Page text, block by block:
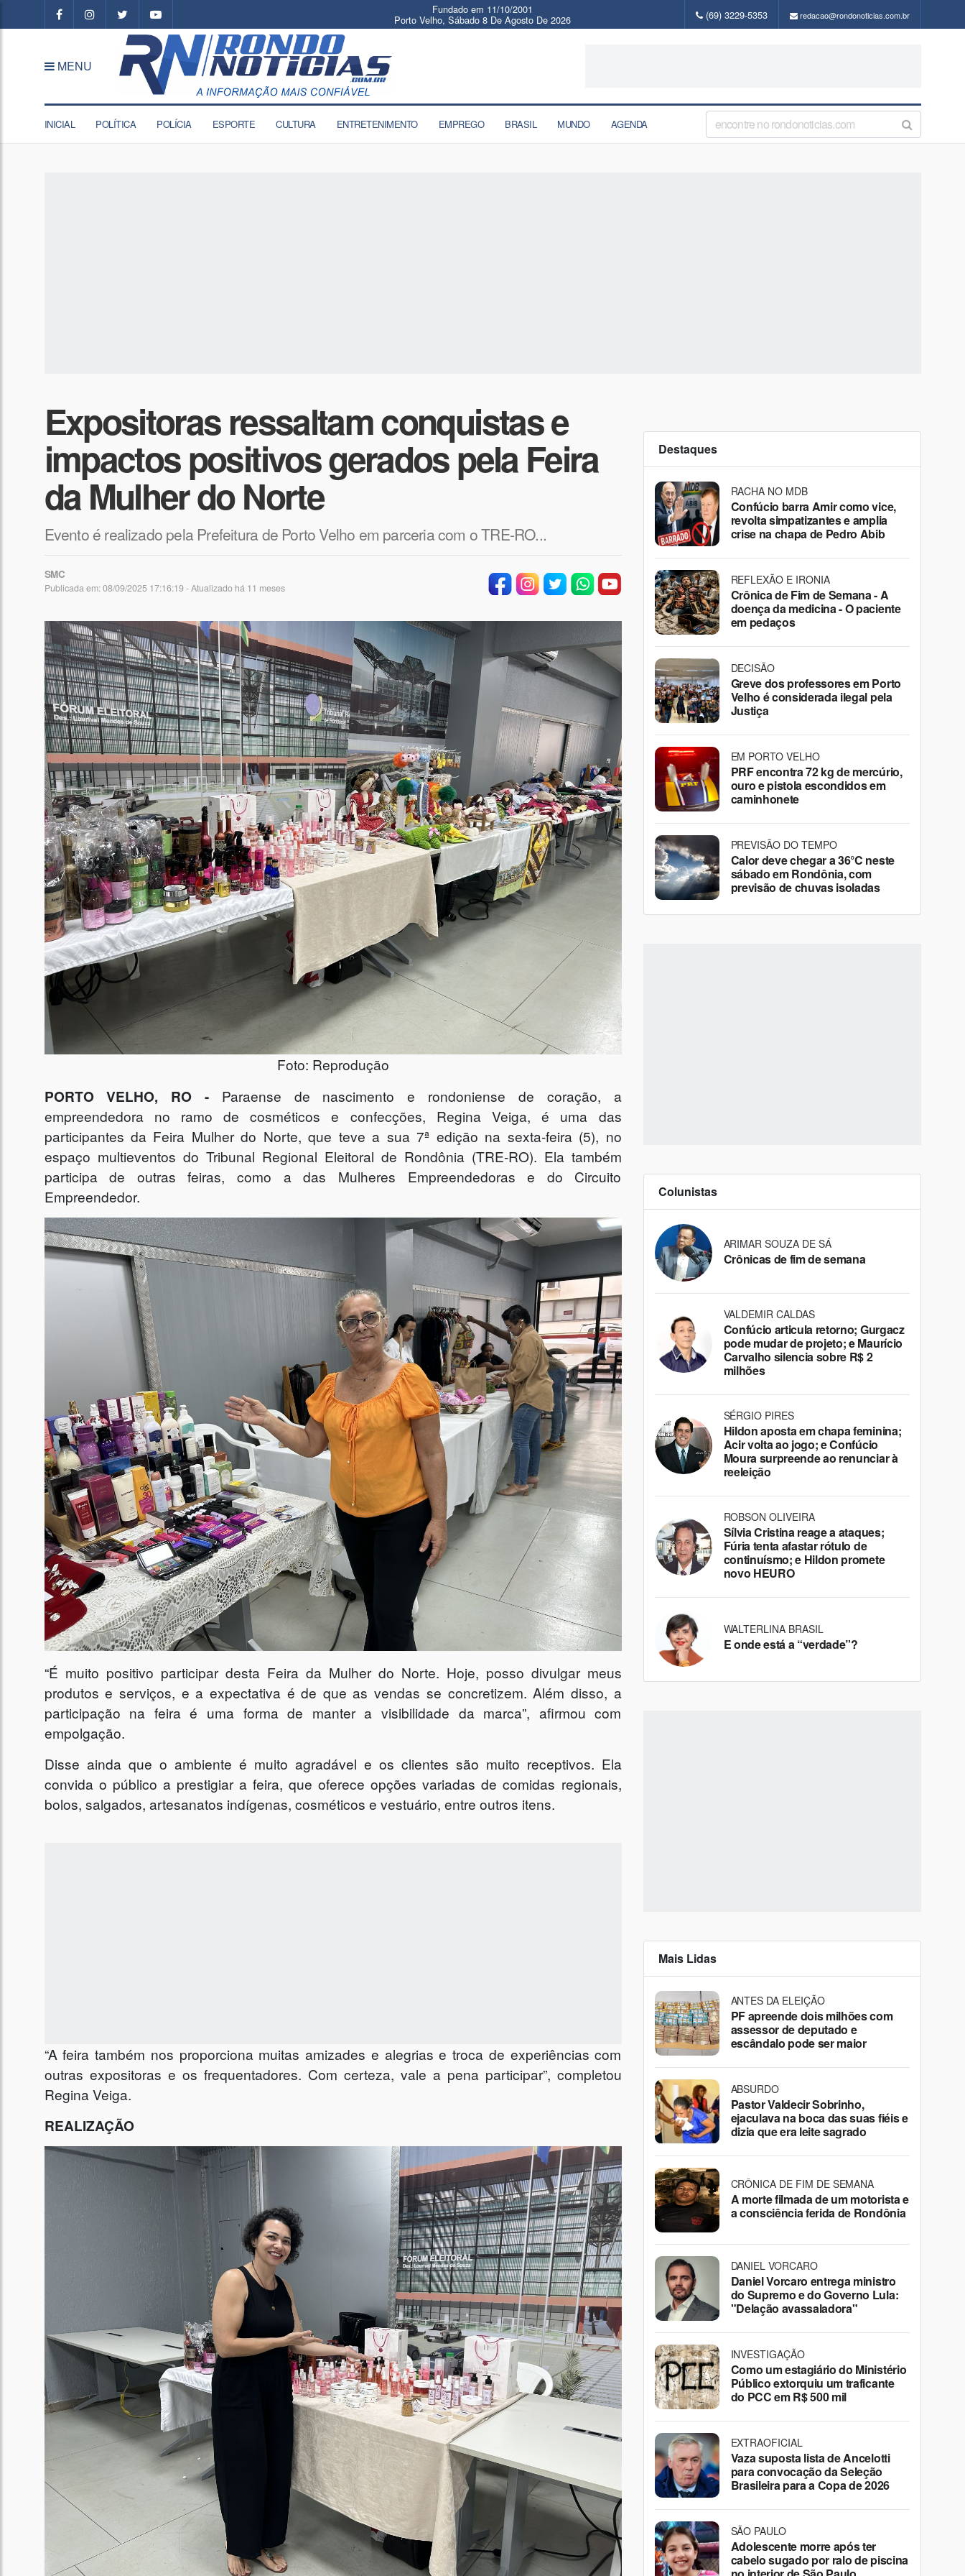
Fundado em 11/10/2001
Porto Velho, Sábado 8 De Agosto De 2026 (69) 3229-5353 redacao@rondonoticias.com.br
MENU
INICIAL POLÍTICA POLÍCIA ESPORTE CULTURA ENTRETENIMENTO EMPREGO BRASIL MUNDO AGENDA
Expositoras ressaltam conquistas e
impactos positivos gerados pela Feira
da Mulher do Norte
Evento é realizado pela Prefeitura de Porto Velho em parceria com o TRE-RO...
SMC
Publicada em: 08/09/2025 17:16:19 - Atualizado há 11 meses
Foto: Reprodução
PORTO VELHO, RO -Paraense de nascimento e rondoniense de coração, a
empreendedora no ramo de cosméticos e confecções, Regina Veiga, é uma das
participantes da Feira Mulher do Norte, que teve a sua 7ª edição na sexta-feira (5), no
espaço multieventos do Tribunal Regional Eleitoral de Rondônia (TRE-RO). Ela também
participa de outras feiras, como a das Mulheres Empreendedoras e do Circuito
Empreendedor.
“É muito positivo participar desta Feira da Mulher do Norte. Hoje, posso divulgar meus
produtos e serviços, e a expectativa é de que as vendas se concretizem. Além disso, a
participação na feira é uma forma de manter a visibilidade da marca”, afirmou com
empolgação.
Disse ainda que o ambiente é muito agradável e os clientes são muito receptivos. Ela
convida o público a prestigiar a feira, que oferece opções variadas de comidas regionais,
bolos, salgados, artesanatos indígenas, cosméticos e vestuário, entre outros itens.
“A feira também nos proporciona muitas amizades e alegrias e troca de experiências com
outras expositoras e os frequentadores. Com certeza, vale a pena participar”, completou
Regina Veiga.
REALIZAÇÃO
Destaques
RACHA NO MDB
Confúcio barra Amir como vice,
revolta simpatizantes e amplia
crise na chapa de Pedro Abib
REFLEXÃO E IRONIA
Crônica de Fim de Semana - A
doença da medicina - O paciente
em pedaços
DECISÃO
Greve dos professores em Porto
Velho é considerada ilegal pela
Justiça
EM PORTO VELHO
PRF encontra 72 kg de mercúrio,
ouro e pistola escondidos em
caminhonete
PREVISÃO DO TEMPO
Calor deve chegar a 36°C neste
sábado em Rondônia, com
previsão de chuvas isoladas
Colunistas
ARIMAR SOUZA DE SÁ
Crônicas de fim de semana
VALDEMIR CALDAS
Confúcio articula retorno; Gurgacz
pode mudar de projeto; e Maurício
Carvalho silencia sobre R$ 2
milhões
SÉRGIO PIRES
Hildon aposta em chapa feminina;
Acir volta ao jogo; e Confúcio
Moura surpreende ao renunciar à
reeleição
ROBSON OLIVEIRA
Sílvia Cristina reage a ataques;
Fúria tenta afastar rótulo de
continuísmo; e Hildon promete
novo HEURO
WALTERLINA BRASIL
E onde está a “verdade”?
Mais Lidas
ANTES DA ELEIÇÃO
PF apreende dois milhões com
assessor de deputado e
escândalo pode ser maior
ABSURDO
Pastor Valdecir Sobrinho,
ejaculava na boca das suas fiéis e
dizia que era leite sagrado
CRÔNICA DE FIM DE SEMANA
A morte filmada de um motorista e
a consciência ferida de Rondônia
DANIEL VORCARO
Daniel Vorcaro entrega ministro
do Supremo e do Governo Lula:
"Delação avassaladora"
INVESTIGAÇÃO
Como um estagiário do Ministério
Público extorquiu um traficante
do PCC em R$ 500 mil
EXTRAOFICIAL
Vaza suposta lista de Ancelotti
para convocação da Seleção
Brasileira para a Copa de 2026
SÃO PAULO
Adolescente morre após ter
cabelo sugado por ralo de piscina